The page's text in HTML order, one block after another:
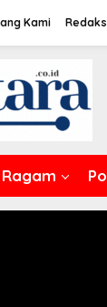
Kami
Ragam